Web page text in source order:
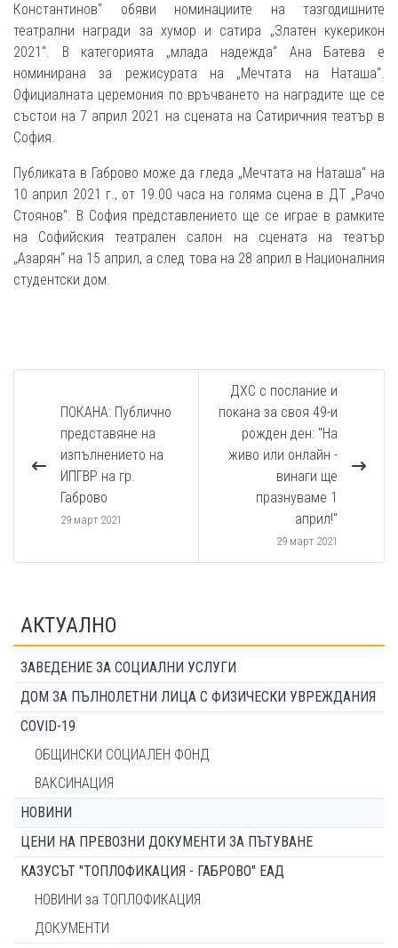
Константинов“ обяви номинациите на тазгодишните
театрални награди за хумор и сатира „Златен кукерикон
2021“. В категорията „млада надежда“ Ана Батева е
номинирана за режисурата на „Мечтата на Наташа“.
Официалната церемония по връчването на наградите ще се
състои на 7 април 2021 на сцената на Сатиричния театър в
София.
Публиката в Габрово може да гледа „Мечтата на Наташа“ на
10 април 2021 г., от 19.00 часа на голяма сцена в ДТ „Рачо
Стоянов“. В София представлението ще се играе в рамките
на Софийския театрален салон на сцената на театър
„Азарян“ на 15 април, а след това на 28 април в Националния
студентски дом.
ПОКАНА: Публично
представяне на
изпълнението на
ИПГВР на гр.
Габрово
29 март 2021
ДХС с послание и
покана за своя 49-и
рожден ден: "На
живо или онлайн -
винаги ще
празнуваме 1
април!"
29 март 2021
АКТУАЛНО
ЗАВЕДЕНИЕ ЗА СОЦИАЛНИ УСЛУГИ
ДОМ ЗА ПЪЛНОЛЕТНИ ЛИЦА С ФИЗИЧЕСКИ УВРЕЖДАНИЯ
COVID-19
ОБЩИНСКИ СОЦИАЛЕН ФОНД
ВАКСИНАЦИЯ
НОВИНИ
ЦЕНИ НА ПРЕВОЗНИ ДОКУМЕНТИ ЗА ПЪТУВАНЕ
КАЗУСЪТ "ТОПЛОФИКАЦИЯ - ГАБРОВО" ЕАД
НОВИНИ за ТОПЛОФИКАЦИЯ
ДОКУМЕНТИ